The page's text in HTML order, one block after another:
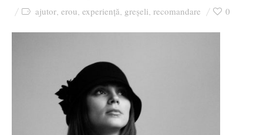
ajutor, erou, experiență, greșeli, recomandare 0